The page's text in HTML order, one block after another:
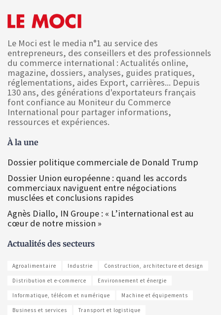
Le Moci est le media n°1 au service des
entrepreneurs, des conseillers et des professionnels
du commerce international : Actualités online,
magazine, dossiers, analyses, guides pratiques,
réglementations, aides Export, carrières... Depuis
130 ans, des générations d'exportateurs français
font confiance au Moniteur du Commerce
International pour partager informations,
ressources et expériences.
À la une
Dossier politique commerciale de Donald Trump
Dossier Union européenne : quand les accords
commerciaux naviguent entre négociations
musclées et conclusions rapides
Agnès Diallo, IN Groupe : « L’international est au
cœur de notre mission »
Actualités des secteurs
Agroalimentaire Industrie Construction, architecture et design
Distribution et e-commerce Environnement et énergie
Informatique, télécom et numérique Machine et équipements
Business et services Transport et logistique